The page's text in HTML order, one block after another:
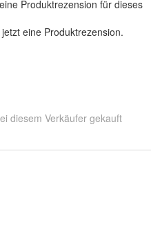
Produktrezension für dieses
eine Produktrezension.
diesem Verkäufer gekauft